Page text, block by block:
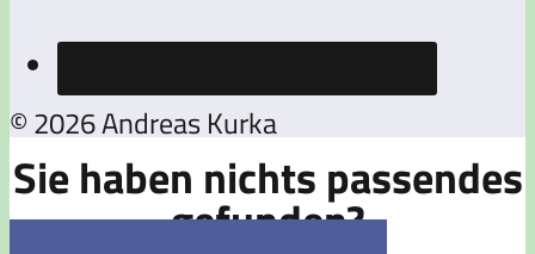
© 2026 Andreas Kurka
Sie haben nichts passendes
gefunden?